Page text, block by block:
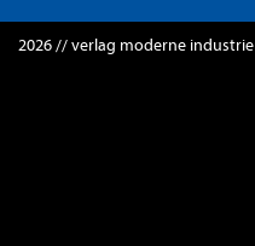
2026 // verlag moderne industrie